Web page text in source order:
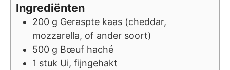
Ingrediënten
200 g Geraspte kaas (cheddar,
mozzarella, of ander soort)
500 g Bœuf haché
1 stuk Ui, fijngehakt